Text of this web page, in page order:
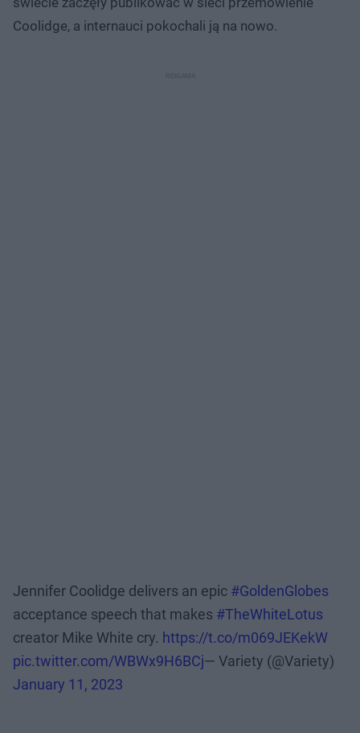
Coolidge, a internauci pokochali ją na nowo.
Jennifer Coolidge delivers an epic #GoldenGlobes
acceptance speech that makes #TheWhiteLotus
creator Mike White cry. https://t.co/m069JEKekW
pic.twitter.com/WBWx9H6BCj— Variety (@Variety)
January 11, 2023